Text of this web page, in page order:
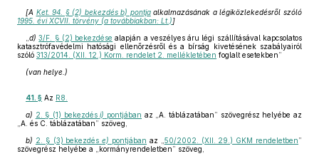
[A Ket. 94. § (2) bekezdés b) pontjaalkalmazásának a légiközlekedésről szóló
1995. évi XCVII. törvény (a továbbiakban: Lt.)]
d) 3/F. § (2) bekezdése alapján a veszélyes áru légi szállításával kapcsolatos
katasztrófavédelmi hatósági ellenőrzésről és a bírság kivetésének szabályairól
szóló 313/2014. (XII. 12.) Korm. rendelet 2. mellékletében foglalt esetekben”
(van helye.)
41. § Az R8.
a) 2. § (1) bekezdési) pontjában az „A. táblázatában” szövegrész helyébe az
„A. és C. táblázatában” szöveg,
b) 2. § (3) bekezdése) pontjában az „ 50/2002. (XII. 29.) GKM rendeletben”
szövegrész helyébe a „kormányrendeletben” szöveg,